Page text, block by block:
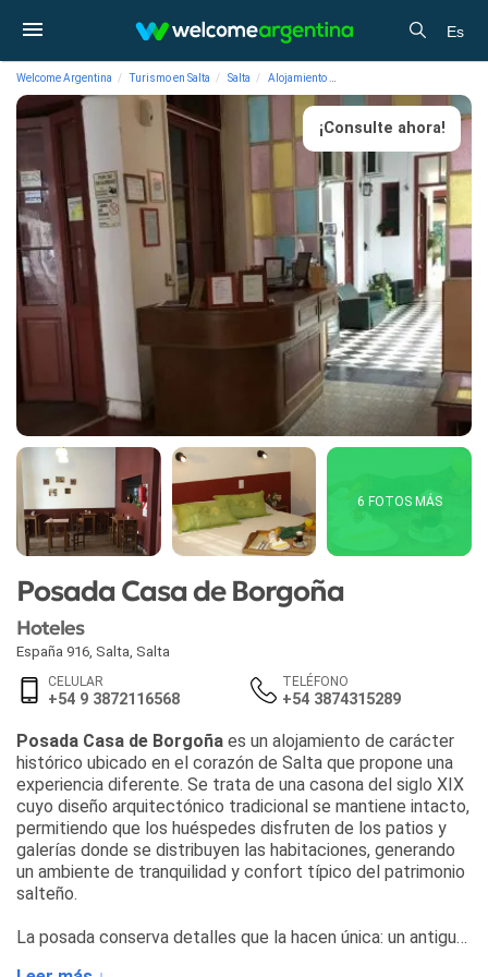
Es
Welcome Argentina Turismo en Salta Salta Alojamiento
¡Consulte ahora!
6 FOTOS MÁS
Posada Casa de Borgoña
Hoteles
España 916 Salta Salta
CELULAR
+54 9 3872116568
TELÉFONO
+54 3874315289
Posada Casa de Borgoña es un alojamiento de carácter
histórico ubicado en el corazón de Salta que propone una
experiencia diferente. Se trata de una casona del siglo XIX
cuyo diseño arquitectónico tradicional se mantiene intacto,
permitiendo que los huéspedes disfruten de los patios y
galerías donde se distribuyen las habitaciones, generando
un ambiente de tranquilidad y confort típico del patrimonio
salteño.
La posada conserva detalles que la hacen única: un antiguo